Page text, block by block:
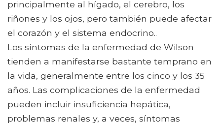
principalmente al hígado, el cerebro, los
riñones y los ojos, pero también puede afectar
el corazón y el sistema endocrino..
Los síntomas de la enfermedad de Wilson
tienden a manifestarse bastante temprano en
la vida, generalmente entre los cinco y los 35
años. Las complicaciones de la enfermedad
pueden incluir insuficiencia hepática,
problemas renales y, a veces, síntomas